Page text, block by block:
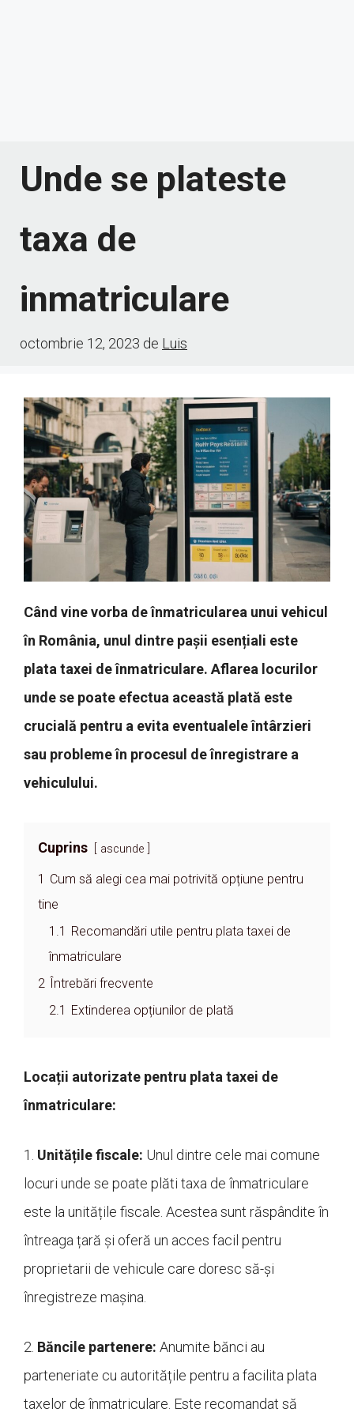
Unde se plateste
taxa de
inmatriculare
octombrie 12, 2023 de Luis
Când vine vorba de înmatricularea unui vehicul
în România, unul dintre pașii esențiali este
plata taxei de înmatriculare. Aflarea locurilor
unde se poate efectua această plată este
crucială pentru a evita eventualele întârzieri
sau probleme în procesul de înregistrare a
vehiculului.
Cuprins ascunde
1 Cum să alegi cea mai potrivită opțiune pentru
tine
1.1
Recomandări utile pentru plata taxei de
înmatriculare
2
Întrebări frecvente
2.1
Extinderea opțiunilor de plată
Locații autorizate pentru plata taxei de
înmatriculare:
1. Unitățile fiscale: Unul dintre cele mai comune
locuri unde se poate plăti taxa de înmatriculare
este la unitățile fiscale. Acestea sunt răspândite în
întreaga țară și oferă un acces facil pentru
proprietarii de vehicule care doresc să-și
înregistreze mașina.
2. Băncile partenere: Anumite bănci au
parteneriate cu autoritățile pentru a facilita plata
taxelor de înmatriculare. Este recomandat să